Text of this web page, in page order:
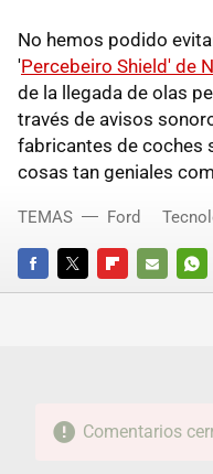
No hemos podido
'Percebeiro Shield' de
de la llegada de olas
través de avisos
fabricantes de coches
cosas tan geniales
FACEBOOKTWITTERFLIPBOARD
E-
TEMAS Ford
Comentarios